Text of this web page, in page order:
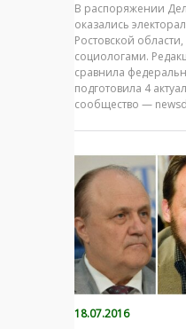
В распоряжении
оказались
Ростовской
социологами.
сравнила
подготовила 4
сообщество —
18.07.2016